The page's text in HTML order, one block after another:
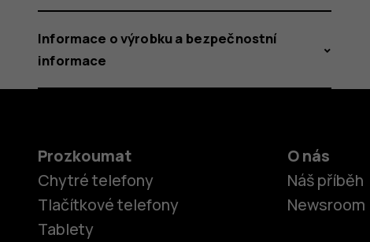
Informace o výrobku a bezpečnostní
informace
Prozkoumat
Chytré telefony
Tlačítkové telefony
Tablety
O nás
Náš příběh
Newsroom